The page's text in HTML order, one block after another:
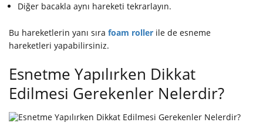
Diğer bacakla aynı hareketi tekrarlayın.
Bu hareketlerin yanı sıra foam roller ile de esneme
hareketleri yapabilirsiniz.
Esnetme Yapılırken Dikkat
Edilmesi Gerekenler Nelerdir?